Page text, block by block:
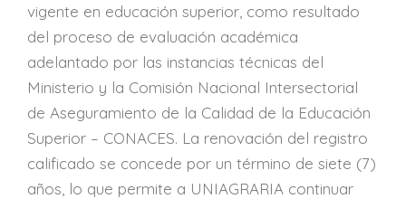
vigente en educación superior, como resultado
del proceso de evaluación académica
adelantado por las instancias técnicas del
Ministerio y la Comisión Nacional Intersectorial
de Aseguramiento de la Calidad de la Educación
Superior – CONACES. La renovación del registro
calificado se concede por un término de siete (7)
años, lo que permite a UNIAGRARIA continuar